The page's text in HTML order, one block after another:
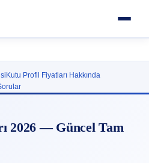
Kutu Profil Fiyatları Hakkında
2026 — Güncel Tam